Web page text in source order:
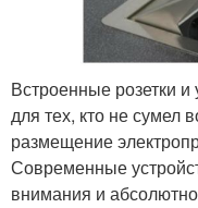
Встроенные розетки
для тех, кто не сумел
размещение
Современные
внимания и